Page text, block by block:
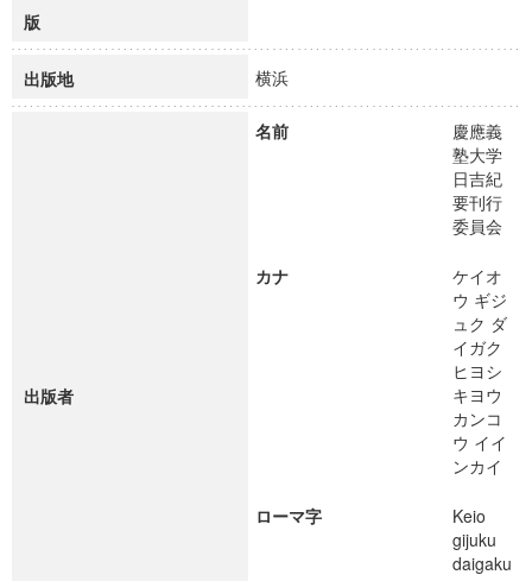
版
出版地 横浜
出版者
名前
慶應義
塾大学
日吉紀
要刊行
委員会
カナ
ケイオ
ウ ギジ
ュク ダ
イガク
ヒヨシ
キヨウ
カンコ
ウ イイ
ンカイ
ローマ字
Keio
gijuku
daigaku